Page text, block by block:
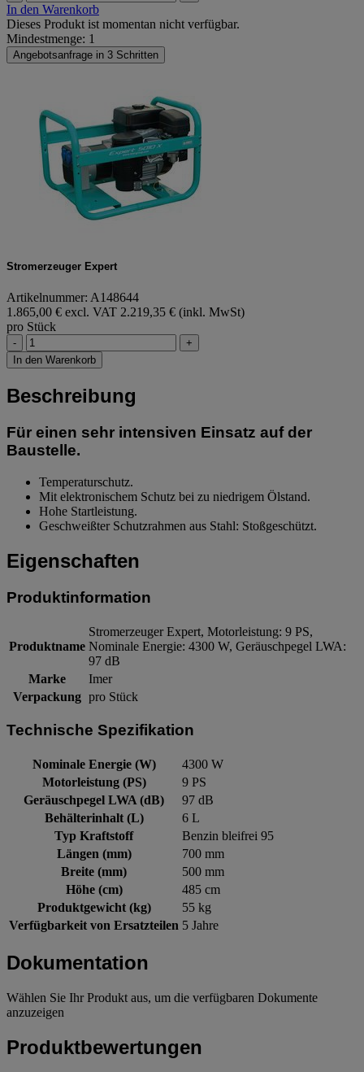
In den Warenkorb
Dieses Produkt ist momentan nicht verfügbar.
Mindestmenge: 1
Angebotsanfrage in 3 Schritten
Stromerzeuger Expert
Artikelnummer: A148644
1.865,00 € excl. VAT 2.219,35 € (inkl. MwSt)
pro Stück
-
+
In den Warenkorb
Beschreibung
Für einen sehr intensiven Einsatz auf der
Baustelle.
Temperaturschutz.
Mit elektronischem Schutz bei zu niedrigem Ölstand.
Hohe Startleistung.
Geschweißter Schutzrahmen aus Stahl: Stoßgeschützt.
Eigenschaften
Produktinformation
Produktname
Stromerzeuger Expert, Motorleistung: 9 PS,
Nominale Energie: 4300 W, Geräuschpegel LWA:
97 dB
Marke
Imer
Verpackung pro Stück
Technische Spezifikation
Nominale Energie (W)
4300 W
Motorleistung (PS)
9 PS
Geräuschpegel LWA (dB)
97 dB
Behälterinhalt (L)
6 L
Typ Kraftstoff
Benzin bleifrei 95
Längen (mm)
700 mm
Breite (mm)
500 mm
Höhe (cm)
485 cm
Produktgewicht (kg)
55 kg
Verfügbarkeit von Ersatzteilen 5 Jahre
Dokumentation
Wählen Sie Ihr Produkt aus, um die verfügbaren Dokumente
anzuzeigen
Produktbewertungen